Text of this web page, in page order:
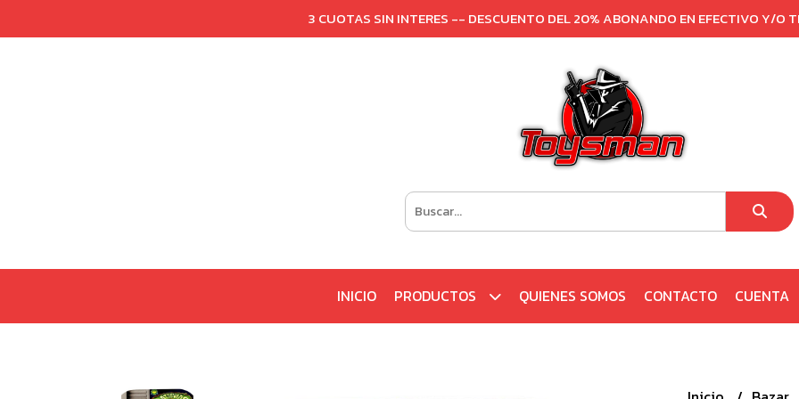
3 CUOTAS SIN INTERES -- DESCUENTO DEL 20% ABONANDO EN EFECTIVO Y/O
INICIO PRODUCTOS QUIENES SOMOS CONTACTO CUENTA